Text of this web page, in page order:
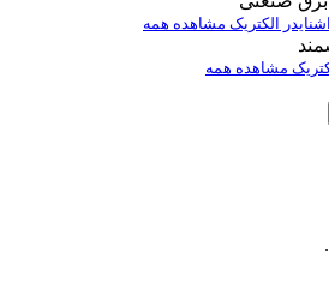
اشنایدر الکتریک مشاهده همه
مشاهده همه